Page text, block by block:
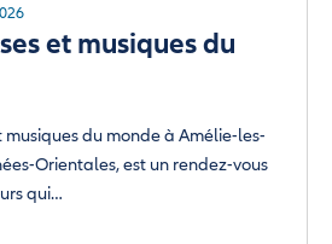
et musiques du
musiques du monde à Amélie-les-
Orientales, est un rendez-vous
qui…